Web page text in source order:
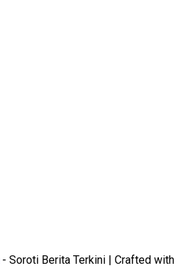
- Soroti Berita Terkini | Crafted with